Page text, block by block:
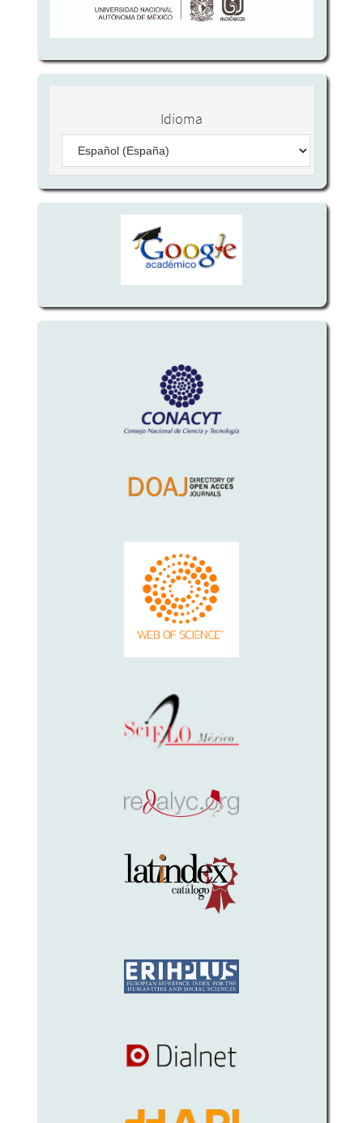
Idioma